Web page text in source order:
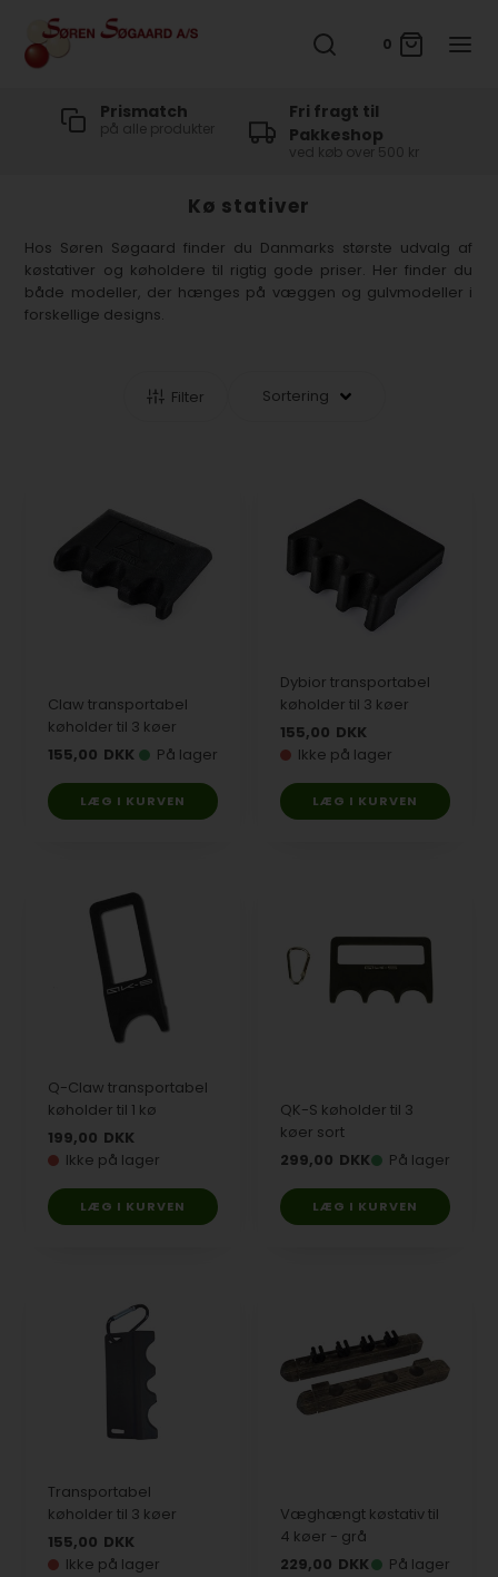
0
Prismatch
på alle produkter
Fri fragt til
Pakkeshop
ved køb over 500 kr
Kø stativer
Hos Søren Søgaard finder du Danmarks største udvalg af
køstativer og køholdere til rigtig gode priser. Her finder du
både modeller, der hænges på væggen og gulvmodeller i
forskellige designs.
Filter
Claw transportabel
køholder til 3 køer
155,00 DKK På lager
Dybior transportabel
køholder til 3 køer
155,00 DKK
Ikke på lager
Q-Claw transportabel
køholder til 1 kø
199,00 DKK
Ikke på lager
QK-S køholder til 3
køer sort
299,00 DKK På lager
Transportabel
køholder til 3 køer
155,00 DKK
Ikke på lager
Væghængt køstativ til
4 køer - grå
229,00 DKK På lager